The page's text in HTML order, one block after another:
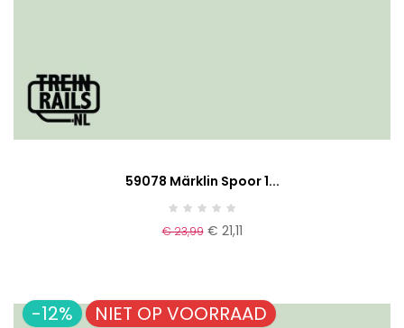
59078 Märklin Spoor 1...
€ 23,99 € 21,11
-12% NIET OP VOORRAAD